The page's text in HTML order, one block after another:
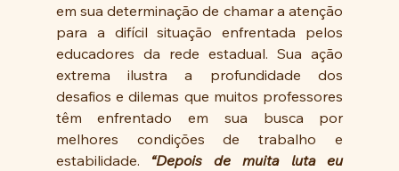
em sua determinação de chamar a atenção
para a difícil situação enfrentada pelos
educadores da rede estadual. Sua ação
extrema ilustra a profundidade dos
desafios e dilemas que muitos professores
têm enfrentado em sua busca por
melhores condições de trabalho e
estabilidade. “Depois de muita luta eu